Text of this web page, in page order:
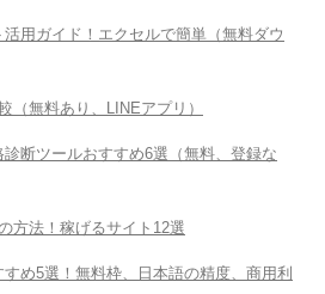
用ガイド！エクセルで簡単（無料ダウ
（無料あり、LINEアプリ）
断ツールおすすめ6選（無料、登録な
方法！稼げるサイト12選
め5選！無料枠、日本語の精度、商用利